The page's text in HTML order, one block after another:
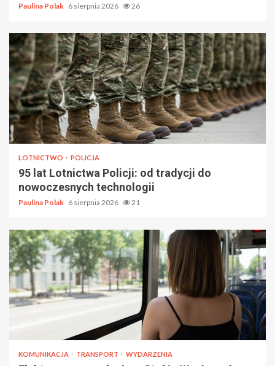
Paulina Polak 6 sierpnia 2026 26
LOTNICTWO POLICJA
95 lat Lotnictwa Policji: od tradycji do
nowoczesnych technologii
Paulina Polak 6 sierpnia 2026 21
KOMUNIKACJA TRANSPORT WYDARZENIA